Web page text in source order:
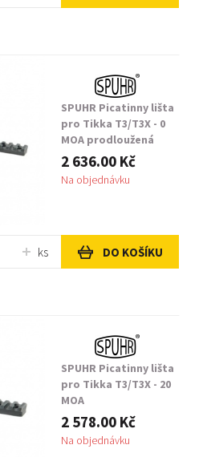
SPUHR Picatinny lišta
pro Tikka T3/T3X - 0
MOA prodloužená
2 636.00 Kč
Na objednávku
ks DO KOŠÍKU
SPUHR Picatinny lišta
pro Tikka T3/T3X - 20
MOA
2 578.00 Kč
Na objednávku